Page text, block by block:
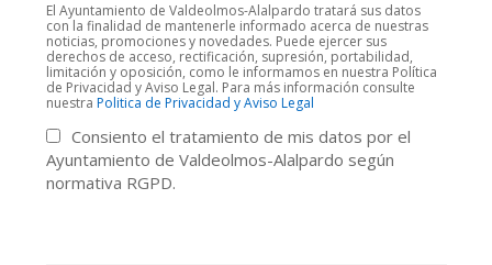
El Ayuntamiento de Valdeolmos-Alalpardo tratará sus datos
con la finalidad de mantenerle informado acerca de nuestras
noticias, promociones y novedades. Puede ejercer sus
derechos de acceso, rectificación, supresión, portabilidad,
limitación y oposición, como le informamos en nuestra Política
de Privacidad y Aviso Legal. Para más información consulte
nuestra Politica de Privacidad y Aviso Legal
Consiento el tratamiento de mis datos por el
Ayuntamiento de Valdeolmos-Alalpardo según
normativa RGPD.